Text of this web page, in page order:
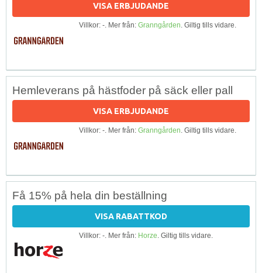
VISA ERBJUDANDE
Villkor: -. Mer från: Granngården. Giltig tills vidare.
Hemleverans på hästfoder på säck eller pall
VISA ERBJUDANDE
Villkor: -. Mer från: Granngården. Giltig tills vidare.
Få 15% på hela din beställning
VISA RABATTKOD
Villkor: -. Mer från: Horze. Giltig tills vidare.